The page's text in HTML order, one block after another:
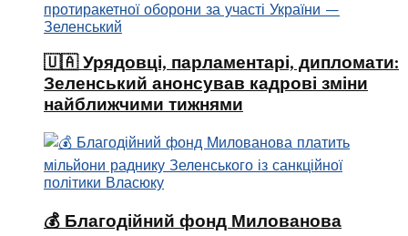
🇺🇦 Урядовці, парламентарі, дипломати:
Зеленський анонсував кадрові зміни
найближчими тижнями
💰 Благодійний фонд Милованова